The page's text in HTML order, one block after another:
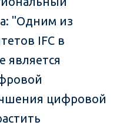
"Одним из
IFC в
является
цифровой